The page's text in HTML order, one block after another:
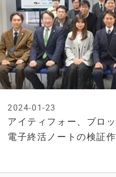
アイティフォー、ブロ
電子終活ノートの検証
2024-01-23